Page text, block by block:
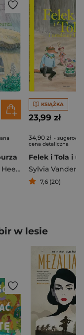
Sylvia Vanden Heede
KSIĄŻKA
23,99 zł
34,90 zł -
cena detaliczna
7,6 (20)
w lesie